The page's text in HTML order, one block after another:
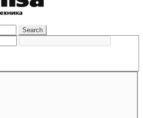
Search